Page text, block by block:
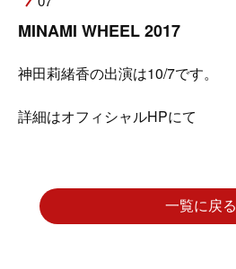
MINAMI WHEEL 2017
神田莉緒香の出演は10/7です。
詳細はオフィシャルHPにて
一覧に戻る